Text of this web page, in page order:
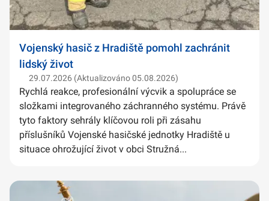
Vojenský hasič z Hradiště pomohl zachránit
lidský život
29.07.2026 (Aktualizováno 05.08.2026)
Rychlá reakce, profesionální výcvik a spolupráce se
složkami integrovaného záchranného systému. Právě
tyto faktory sehrály klíčovou roli při zásahu
příslušníků Vojenské hasičské jednotky Hradiště u
situace ohrožující život v obci Stružná...